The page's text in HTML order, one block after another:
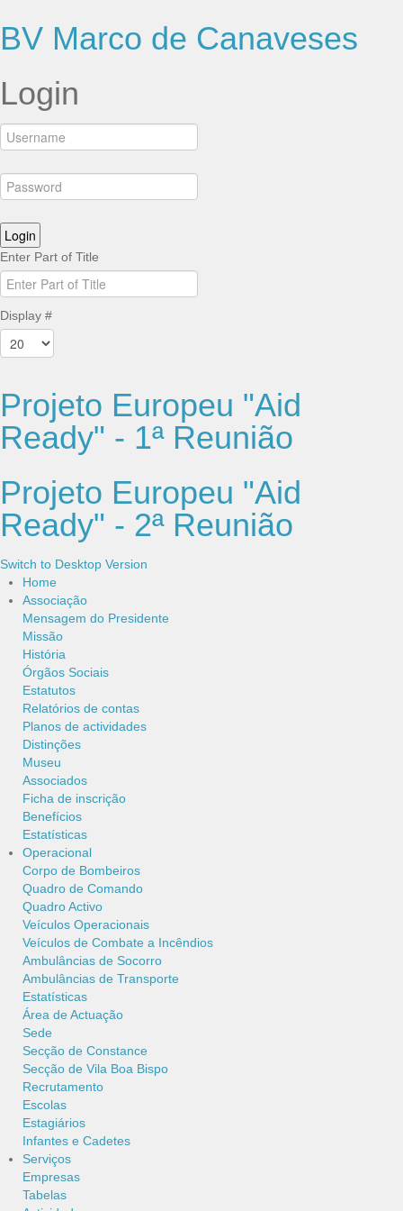
BV Marco de Canaveses
Login
Enter Part of Title
Display #
Projeto Europeu "Aid
Ready" - 1ª Reunião
Projeto Europeu "Aid
Ready" - 2ª Reunião
Switch to Desktop Version
Home
Associação
Mensagem do Presidente
Missão
História
Órgãos Sociais
Estatutos
Relatórios de contas
Planos de actividades
Distinções
Museu
Associados
Ficha de inscrição
Benefícios
Estatísticas
Operacional
Corpo de Bombeiros
Quadro de Comando
Quadro Activo
Veículos Operacionais
Veículos de Combate a Incêndios
Ambulâncias de Socorro
Ambulâncias de Transporte
Estatísticas
Área de Actuação
Sede
Secção de Constance
Secção de Vila Boa Bispo
Recrutamento
Escolas
Estagiários
Infantes e Cadetes
Serviços
Empresas
Tabelas